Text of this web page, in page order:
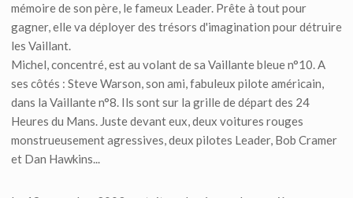
mémoire de son père, le fameux Leader. Prête à tout pour
gagner, elle va déployer des trésors d'imagination pour détruire
les Vaillant.
Michel, concentré, est au volant de sa Vaillante bleue n°10. A
ses côtés : Steve Warson, son ami, fabuleux pilote américain,
dans la Vaillante n°8. Ils sont sur la grille de départ des 24
Heures du Mans. Juste devant eux, deux voitures rouges
monstrueusement agressives, deux pilotes Leader, Bob Cramer
et Dan Hawkins...